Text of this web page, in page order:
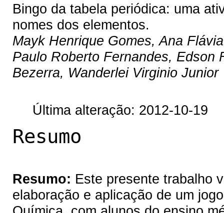
Bingo da tabela periódica: uma
nomes dos elementos.
Mayk Henrique Gomes, Ana
Paulo Roberto Fernandes, Edson
Bezerra, Wanderlei Virginio Junior
Última alteração: 2012-10-19
Resumo
Resumo: Este presente trabalho
elaboração e aplicação de um